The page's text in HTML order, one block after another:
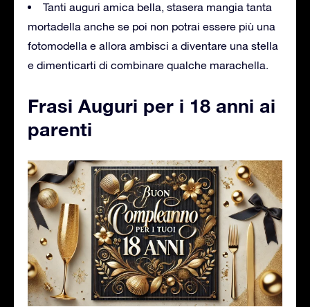
Tanti auguri amica bella, stasera mangia tanta
mortadella anche se poi non potrai essere più una
fotomodella e allora ambisci a diventare una stella
e dimenticarti di combinare qualche marachella.
Frasi Auguri per i 18 anni ai
parenti